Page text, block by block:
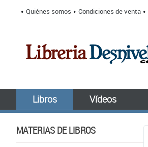
Quiénes somos Condiciones de venta
Libros Vídeos
MATERIAS DE LIBROS